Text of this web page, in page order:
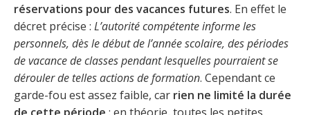
réservations pour des vacances futures. En effet le
décret précise : L’autorité compétente informe les
personnels, dès le début de l’année scolaire, des périodes
de vacance de classes pendant lesquelles pourraient se
dérouler de telles actions de formation. Cependant ce
garde-fou est assez faible, car rien ne limité la durée